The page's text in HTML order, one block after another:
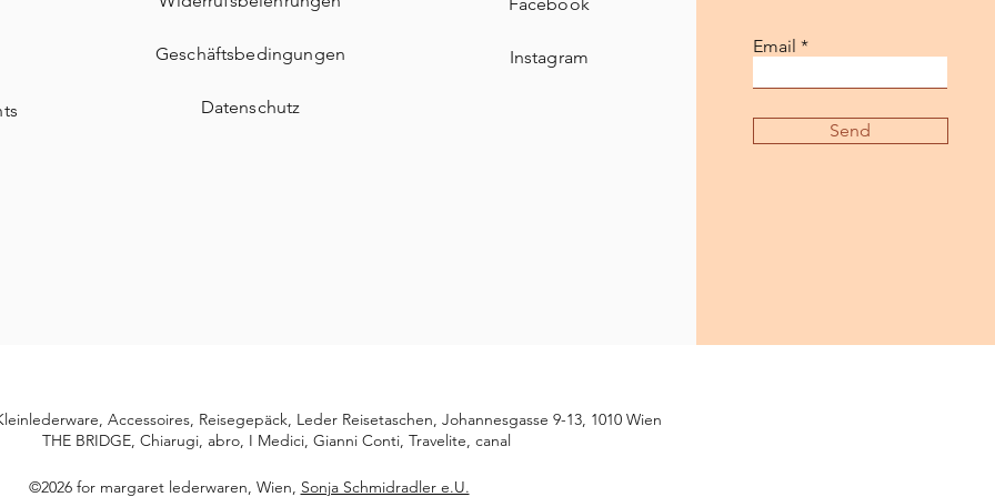
Geschäftsbedingungen
Datenschutz
Instagram
Email
Send
Accessoires, Reisegepäck, Leder Reisetaschen, Johannesgasse 9-13, 1010 Wien
THE BRIDGE, Chiarugi, abro, I Medici, Gianni Conti, Travelite, canal
©2026 for margaret lederwaren, Wien, Sonja Schmidradler e.U.